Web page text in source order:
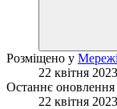
Розміщено у
22 квітня
Останнє
22 квітня